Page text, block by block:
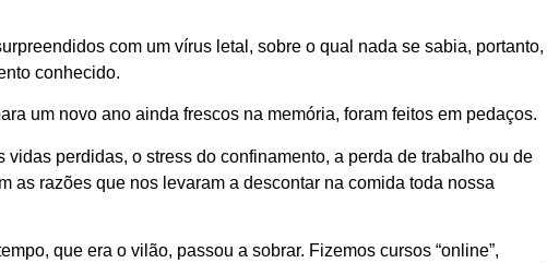
com um vírus letal, sobre o qual nada se sabia, portanto,
conhecido.
um novo ano ainda frescos na memória, foram feitos em pedaços.
vidas perdidas, o stress do confinamento, a perda de trabalho ou de
as razões que nos levaram a descontar na comida toda nossa
que era o vilão, passou a sobrar. Fizemos cursos “online”,